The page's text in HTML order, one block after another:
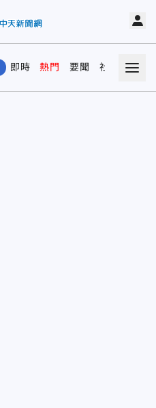
即時 熱門 要聞 社會 娛樂